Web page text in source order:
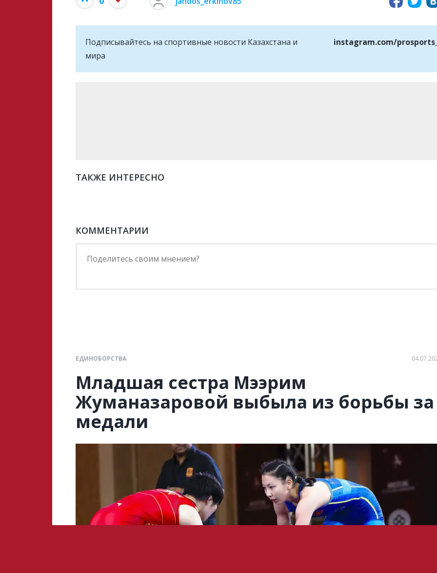
Подписывайтесь на cпортивные новости Казахстана и
мира
instagram.com/
ТАКЖЕ ИНТЕРЕСНО
КОММЕНТАРИИ
ЕДИНОБОРСТВА
Младшая сестра Мээрим
Жуманазаровой выбыла из борьбы за
медали